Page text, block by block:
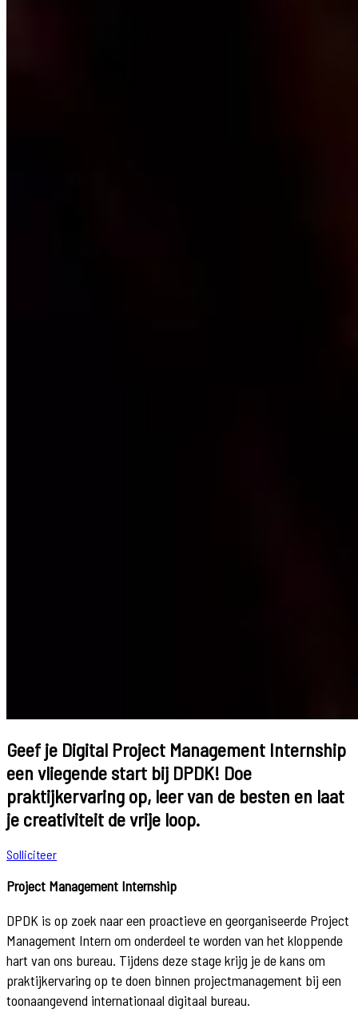
Geef je Digital Project Management Internship
een vliegende start bij DPDK! Doe
praktijkervaring op, leer van de besten en laat
je creativiteit de vrije loop.
Solliciteer
Project Management Internship
DPDK is op zoek naar een proactieve en georganiseerde Project
Management Intern om onderdeel te worden van het kloppende
hart van ons bureau. Tijdens deze stage krijg je de kans om
praktijkervaring op te doen binnen projectmanagement bij een
toonaangevend internationaal digitaal bureau.